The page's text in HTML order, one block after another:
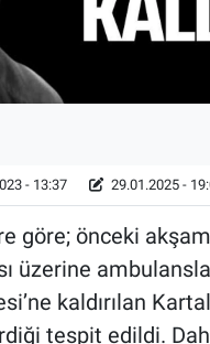
- 13:37 29.01.2025 -
göre; önceki akşam
üzerine
kaldırılan
tespit edildi.